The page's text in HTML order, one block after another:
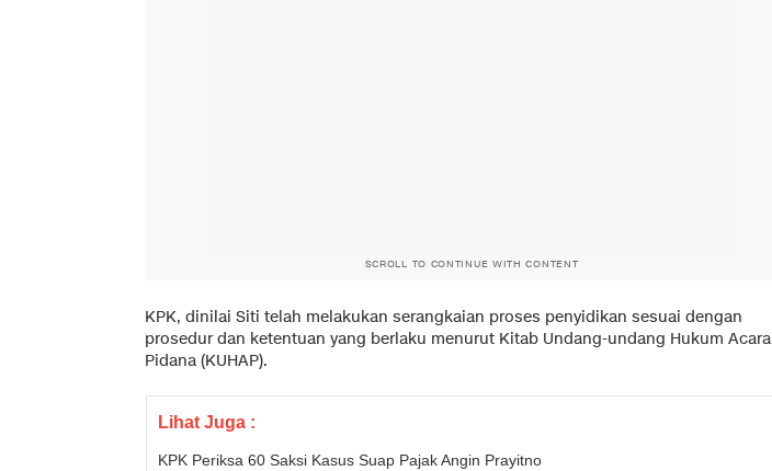
SCROLL TO CONTINUE WITH CONTENT
KPK, dinilai Siti telah melakukan serangkaian proses penyidikan sesuai dengan
prosedur dan ketentuan yang berlaku menurut Kitab Undang-undang Hukum Acara
Pidana (KUHAP).
Lihat Juga :
KPK Periksa 60 Saksi Kasus Suap Pajak Angin Prayitno